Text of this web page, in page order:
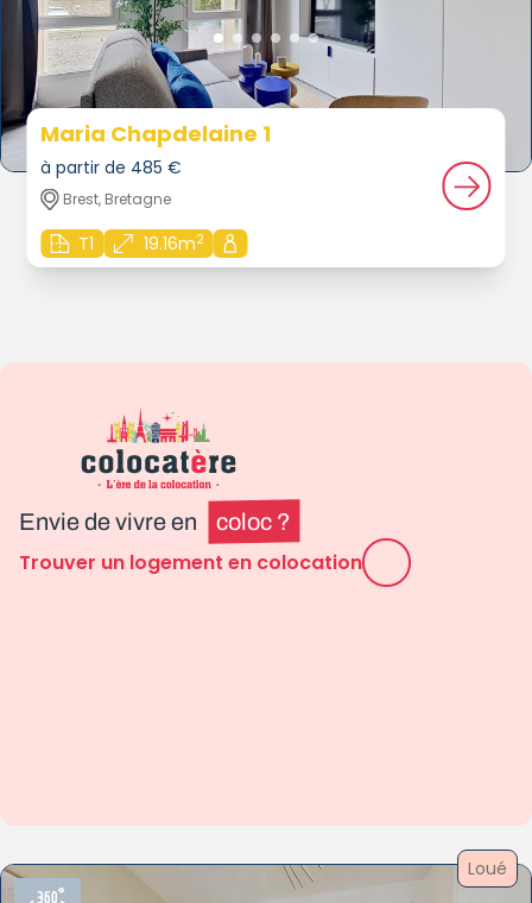
Maria Chapdelaine 1
à partir de 485 €
Brest, Bretagne
T1 19.16m2
Envie de vivre en coloc ?
Trouver un logement en colocation
Loué